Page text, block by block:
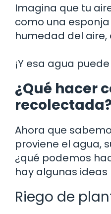
Imagina que tu
como una
humedad del
¡Y esa agua
¿Qué hacer
recolectada?
Ahora que
proviene el agua,
¿qué podemos
hay algunas
Riego de